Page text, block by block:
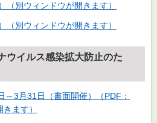
（別ウィンドウが開きます）
（別ウィンドウが開きます）
ウイルス感染拡大防止のた
～3月31日（書面開催）（PDF：
ます）